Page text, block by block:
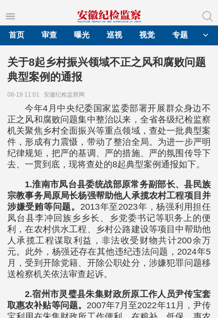
首页
审查 曝光 巡视 视觉 专题
关于8起乡村振兴领域不正之风和腐败问题
典型案例的通报
08-19 11:01 安徽纪检监察网
今年4月中央纪委国家监委部署开展群众身边不
正之风和腐败问题集中整治以来，全省各级纪检监察
机关聚焦乡村全面振兴等重点领域，查处一批典型案
件，形成有力震慑，带动了整治全局。为进一步严明
纪律规矩，把严的基调、严的措施、严的氛围传导下
去、一贯到底，现将查处的8起典型案例通报如下。
1.淮南市凤台县委统战部原常务副部长、县民族
宗教事务局原局长杨强帮助他人承揽农村工程项目并
涉嫌受贿等问题。 2013年至2023年，杨强利用担任
凤台县李冲回族乡乡长、乡党委书记等职务上的便
利，在农村供水工程、乡村公路建设等项目中帮助他
人承揽工程谋取利益，非法收受财物共计200余万
元。此外，杨强还存在其他违纪违法问题，2024年5
月，受到开除党籍、开除公职处分，涉嫌犯罪问题移
送检察机关依法审查起诉。
2.宿州市灵璧县朱集财政所原工作人员尹传宝套
取惠农补贴等问题。 2007年7月至2022年11月，尹传